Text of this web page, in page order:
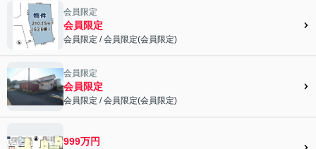
会員限定">
会員限定
会員限定
会員限定 /会員限定(会員限定)
会員限定">
会員限定
会員限定
会員限定 /会員限定(会員限定)
999万円